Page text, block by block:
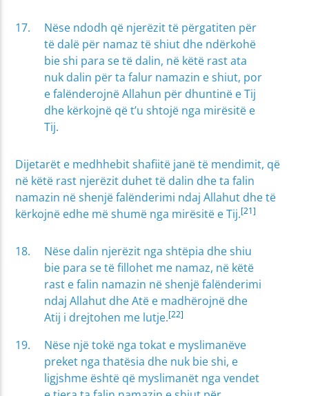
Nëse ndodh që njerëzit të përgatiten për
të dalë për namaz të shiut dhe ndërkohë
bie shi para se të dalin, në këtë rast ata
nuk dalin për ta falur namazin e shiut, por
e falënderojnë Allahun për dhuntinë e Tij
dhe kërkojnë që t’u shtojë nga mirësitë e
Tij.
Dijetarët e medhhebit shafiitë janë të mendimit, që
në këtë rast njerëzit duhet të dalin dhe ta falin
namazin në shenjë falënderimi ndaj Allahut dhe të
kërkojnë edhe më shumë nga mirësitë e Tij.[21]
Nëse dalin njerëzit nga shtëpia dhe shiu
bie para se të fillohet me namaz, në këtë
rast e falin namazin në shenjë falënderimi
ndaj Allahut dhe Atë e madhërojnë dhe
Atij i drejtohen me lutje.[22]
Nëse një tokë nga tokat e myslimanëve
preket nga thatësia dhe nuk bie shi, e
ligjshme është që myslimanët nga vendet